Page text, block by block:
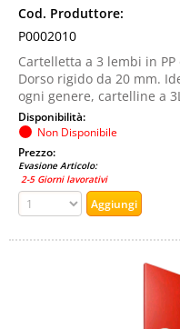
Cod. Produttore:
P0002010
Cartelletta a 3 lembi in
Dorso rigido da 20 mm.
ogni genere, cartelline a
Disponibilità:
Non Disponibile
Prezzo:
Evasione Articolo:
2-5 Giorni lavorativi